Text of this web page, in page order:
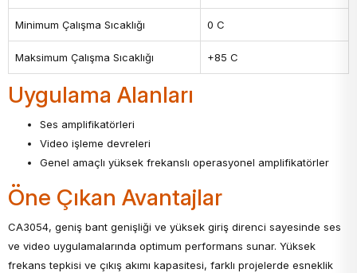
Minimum Çalışma Sıcaklığı 0 C
Maksimum Çalışma Sıcaklığı +85 C
Uygulama Alanları
Ses amplifikatörleri
Video işleme devreleri
Genel amaçlı yüksek frekanslı operasyonel amplifikatörler
Öne Çıkan Avantajlar
CA3054, geniş bant genişliği ve yüksek giriş direnci sayesinde ses
ve video uygulamalarında optimum performans sunar. Yüksek
frekans tepkisi ve çıkış akımı kapasitesi, farklı projelerde esneklik